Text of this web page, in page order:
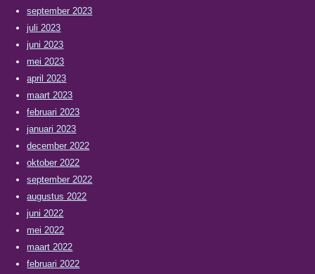
september 2023
juli 2023
juni 2023
mei 2023
april 2023
maart 2023
februari 2023
januari 2023
december 2022
oktober 2022
september 2022
augustus 2022
juni 2022
mei 2022
maart 2022
februari 2022